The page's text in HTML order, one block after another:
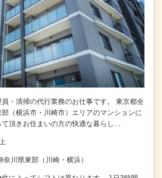
・清掃の代行業務のお仕事です。 東京都全
（横浜市・川崎市）エリアのマンションに
て頂きお住まいの方の快適な暮らし…
川県東部（川崎・横浜）